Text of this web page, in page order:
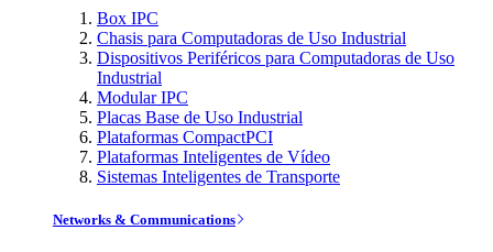
Box IPC
Chasis para Computadoras de Uso Industrial
Dispositivos Periféricos para Computadoras de Uso
Industrial
Modular IPC
Placas Base de Uso Industrial
Plataformas CompactPCI
Plataformas Inteligentes de Vídeo
Sistemas Inteligentes de Transporte
Networks & Communications